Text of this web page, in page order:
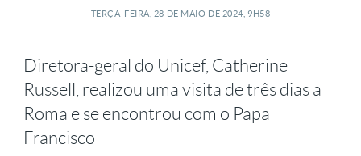
TERÇA-FEIRA, 28 DE MAIO DE 2024, 9H58
Diretora-geral do Unicef, Catherine
Russell, realizou uma visita de três dias a
Roma e se encontrou com o Papa
Francisco